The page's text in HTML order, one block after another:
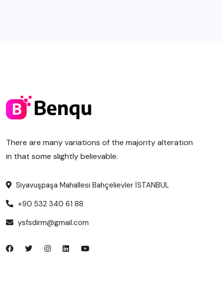
There are many variations of the majority alteration
in that some slightly believable.
Siyavuşpaşa Mahallesi Bahçelievler İSTANBUL
+90 532 340 61 88
ysfsdirm@gmail.com